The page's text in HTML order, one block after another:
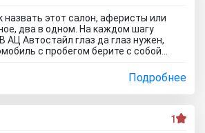
назвать этот салон, аферисты или
два в одном. На каждом шагу
АЦ Автостайл глаз да глаз нужен,
с пробегом берите с собой
Менеджер вообще никак не давал
капот открыть, ни в салон сесть, ни
документы и то вместо них
Мне даже смешно стало. Может по
будем? Как я его не убеждал,
Подробнее
1